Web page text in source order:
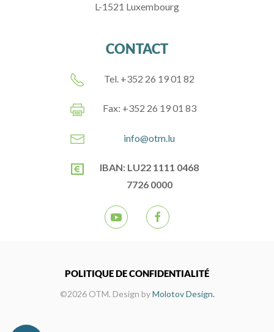
L-1521 Luxembourg
CONTACT
Tel. +352 26 19 01 82
Fax: +352 26 19 01 83
info@otm.lu
IBAN: LU22 1111 0468
7726 0000
POLITIQUE DE CONFIDENTIALITÉ
©2026 OTM. Design byMolotov Design.